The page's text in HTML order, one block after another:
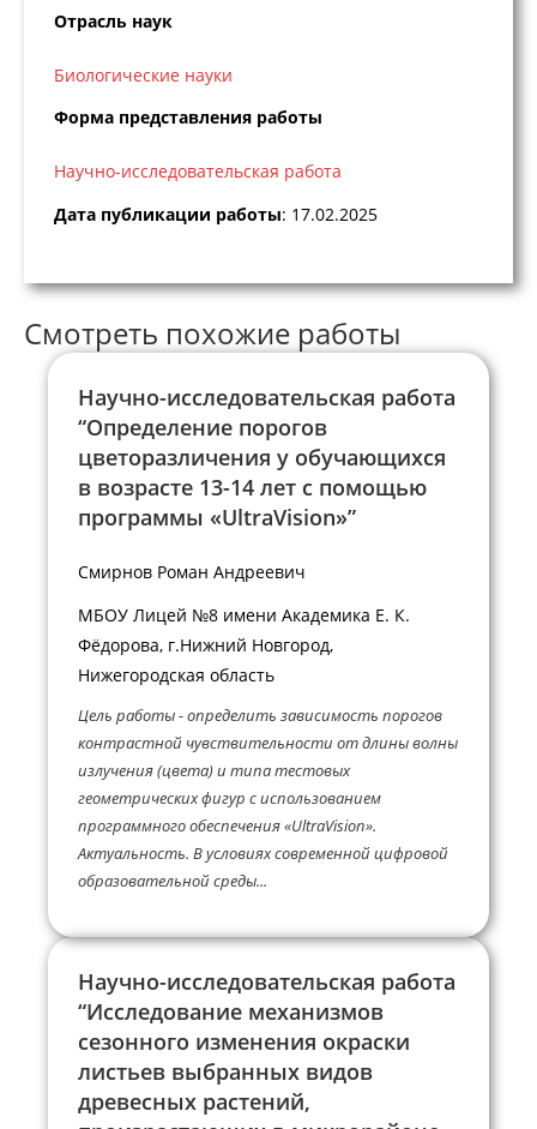
Отрасль наук
Биологические науки
Форма представления работы
Научно-исследовательская работа
Дата публикации работы: 17.02.2025
Смотреть похожие работы
Научно-исследовательская работа
“Определение порогов
цветоразличения у обучающихся
в возрасте 13-14 лет с помощью
программы «UltraVision»”
Смирнов Роман Андреевич
МБОУ Лицей №8 имени Академика Е. К.
Фёдорова, г.Нижний Новгород,
Нижегородская область
Цель работы - определить зависимость порогов
контрастной чувствительности от длины волны
излучения (цвета) и типа тестовых
геометрических фигур с использованием
программного обеспечения «UltraVision».
Актуальность. В условиях современной цифровой
образовательной среды...
Научно-исследовательская работа
“Исследование механизмов
сезонного изменения окраски
листьев выбранных видов
древесных растений,